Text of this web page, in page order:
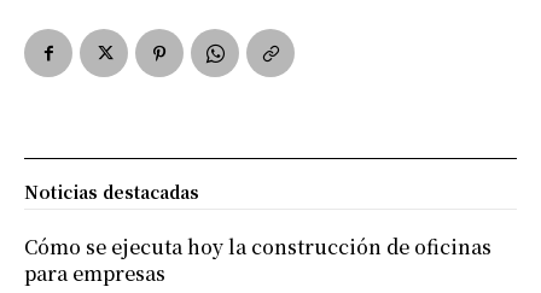
Noticias destacadas
Cómo se ejecuta hoy la construcción de oficinas
para empresas